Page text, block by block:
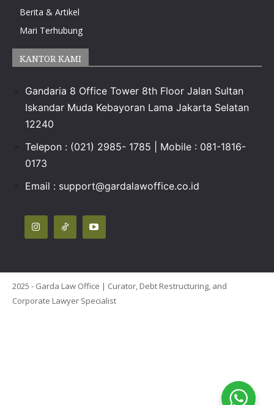
Berita & Artikel
Mari Terhubung
KANTOR KAMI
Gandaria 8 Office Tower 8th Floor Jalan Sultan
Iskandar Muda Kebayoran Lama Jakarta Selatan
12240
Telepon : (021) 2985- 1785 | Mobile : 081-1816-
0173
Email : support@gardalawoffice.co.id
2025 - Garda Law Office | Curator, Debt Restructuring, and
Corporate Lawyer Specialist